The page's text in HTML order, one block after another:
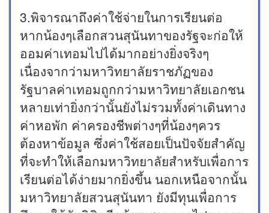
3.พิจารณาถึงค่าใช้จ่ายในการเรียนต่อ
หากน้องๆเลือกสวนสุนันทาของรัฐจะก่อให้
ออมค่าเทอมไปได้มากอย่างยิ่งจริงๆ
เนื่องจากว่ามหาวิทยาลัยราชภัฏของ
รัฐบาลค่าเทอมถูกกว่ามหาวิทยาลัยเอกชน
หลายเท่ายิ่งกว่านั้นยังไม่รวมทั้งค่าเดินทาง
ค่าหอพัก ค่าครองชีพต่างๆที่น้องๆควร
ต้องหาข้อมูล ซึ่งค่าใช้สอยเป็นปัจจัยสำคัญ
ที่จะทำให้เลือกมหาวิทยาลัยสำหรับเพื่อการ
เรียนต่อได้ง่ายมากยิ่งขึ้น นอกเหนือจากนั้น
มหาวิทยาลัยสวนสุนันทา ยังมีทุนเพื่อการ